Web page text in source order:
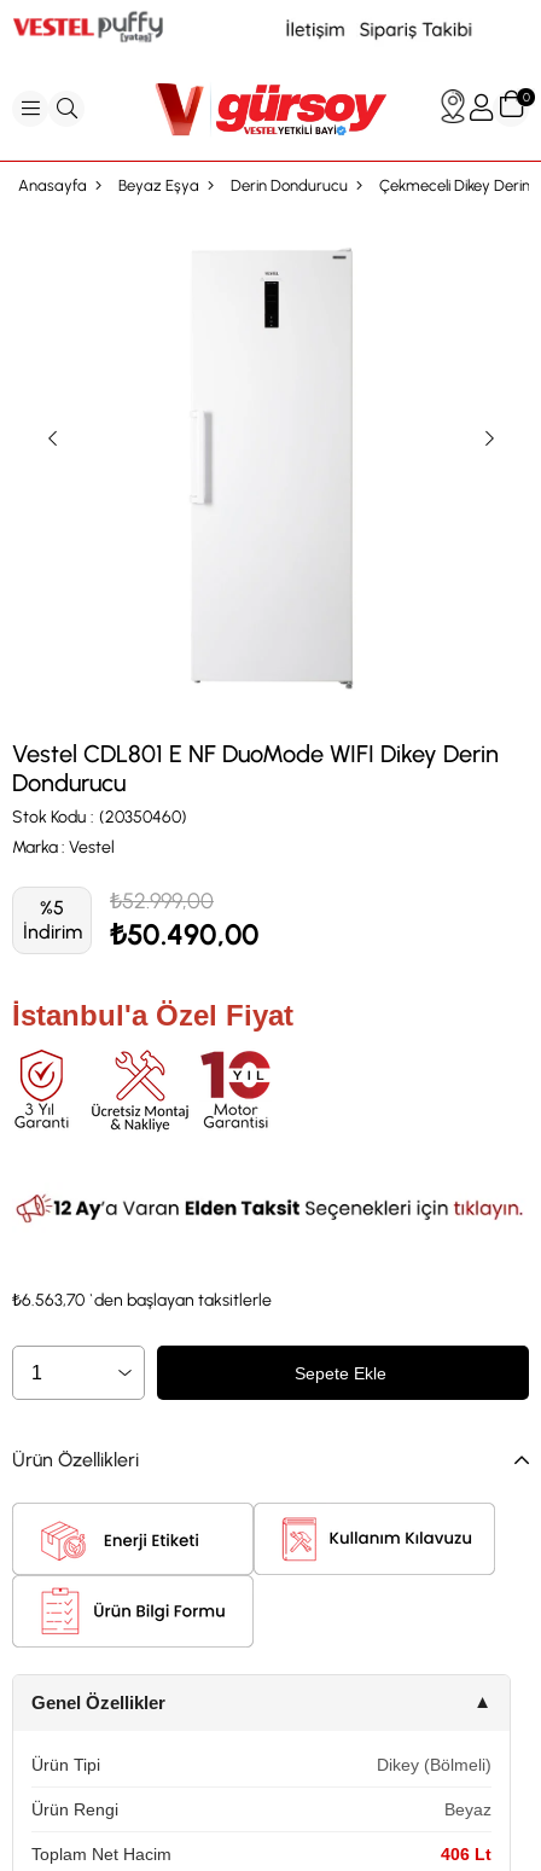
0
Anasayfa Beyaz Eşya Derin Dondurucu Çekmeceli Dikey Derin
Vestel CDL801 E NF DuoMode WIFI Dikey Derin
Dondurucu
Stok Kodu
(20350460)
Marka: Vestel
%5
İndirim
₺52.999,00
₺50.490,00
İstanbul'a Özel Fiyat
₺6.563,70 `den başlayan taksitlerle
Ürün Özellikleri
Genel Özellikler ▼
Ürün Tipi Dikey (Bölmeli)
Ürün Rengi Beyaz
Toplam Net Hacim 406 Lt